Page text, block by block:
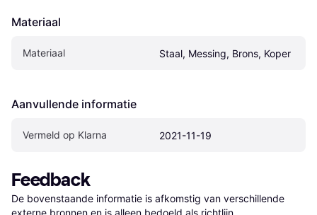
Materiaal
Materiaal Staal, Messing, Brons, Koper
Aanvullende informatie
Vermeld op Klarna 2021-11-19
Feedback
De bovenstaande informatie is afkomstig van verschillende
externe bronnen en is alleen bedoeld als richtlijn.